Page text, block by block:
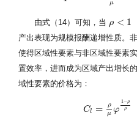
μ
由式（14）可知，当 ρ < 1
ρ<1
产出表现为规模报酬递增性质。
使得区域性要素与非区域性要素
置效率，进而成为区域产出增长
域性要素的价格为：
Cl =
ρ
μ φ
1−ρ
ρ
Cl= ρμ φ1−ρ ρ